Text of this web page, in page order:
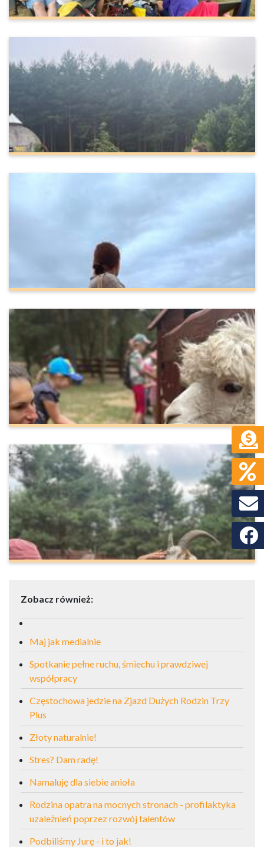
Zobacz również:
Maj jak medialnie
Spotkanie pełne ruchu, śmiechu i prawdziwej
współpracy
Częstochowa jedzie na Zjazd Dużych Rodzin Trzy
Plus
Złoty naturalnie!
Stres? Dam radę!
Namaluję dla siebie anioła
Rodzina opatra na mocnych stronach - profilaktyka
uzależnień poprzez rozwój talentów
Podbiliśmy Jurę - i to jak!